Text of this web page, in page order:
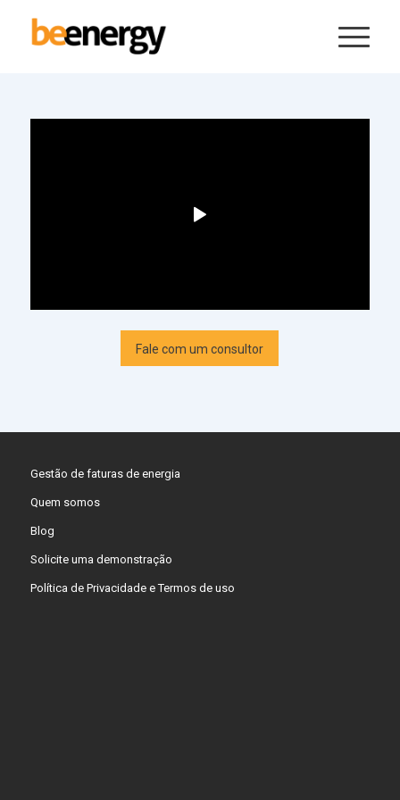
Fale com um consultor
Gestão de faturas de energia
Quem somos
Blog
Solicite uma demonstração
Política de Privacidade e Termos de uso